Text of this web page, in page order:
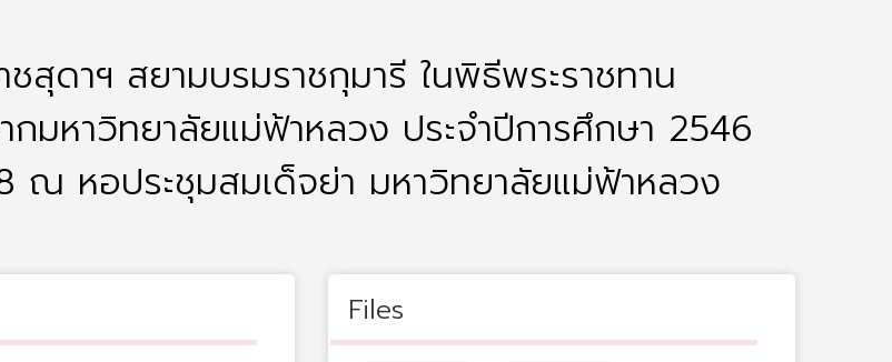
สุดาฯ สยามบรมราชกุมารี ในพิธีพระราชทาน
มหาวิทยาลัยแม่ฟ้าหลวง ประจำปีการศึกษา 2546
หอประชุมสมเด็จย่า มหาวิทยาลัยแม่ฟ้าหลวง
Files